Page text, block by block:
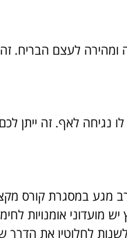
לעצם הבריח. זה
לאף. זה ייתן
מגע במסגרת קורס
מועדוני
לחלוטין את